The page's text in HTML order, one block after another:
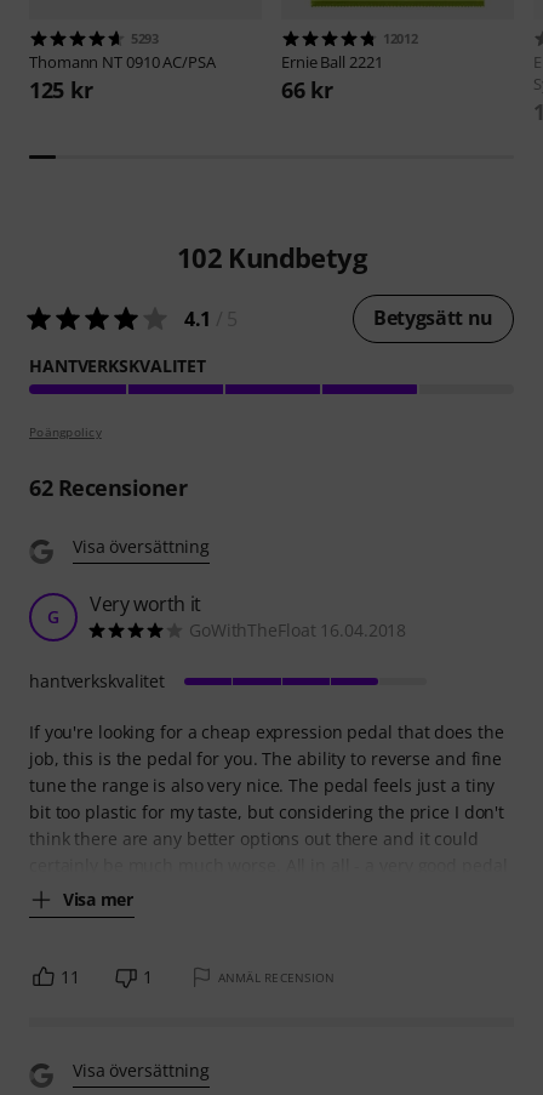
5293
Thomann NT 0910 AC/PSA
125 kr
12012
Ernie Ball 2221
66 kr
102 Kundbetyg
4.1 Betygsätt nu
HANTVERKSKVALITET
Poängpolicy
62Recensioner
Visa översättning
G Very worth it
GoWithTheFloat 16.04.2018
If you're looking for a cheap expression pedal that does the
job, this is the pedal for you. The ability to reverse and fine
tune the range is also very nice. The pedal feels just a tiny
bit too plastic for my taste, but considering the price I don't
think there are any better options out there and it could
Visa mer
hantverkskvalitet
11 1 ANMÄL RECENSION
Visa översättning